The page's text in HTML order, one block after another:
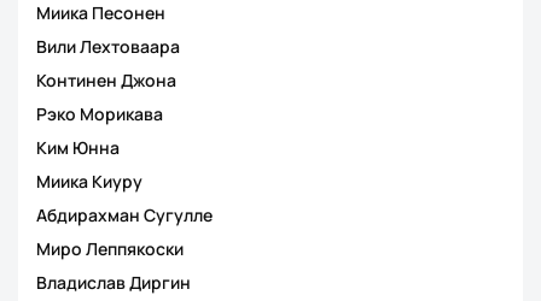
Миика Песонен
Вили Лехтоваара
Континен Джона
Рэко Морикава
Ким Юнна
Миика Киуру
Абдирахман Сугулле
Миро Леппякоски
Владислав Диргин